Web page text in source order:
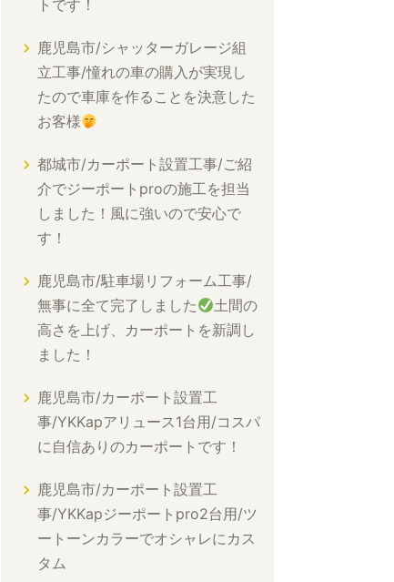
トです！
鹿児島市/シャッターガレージ組
立工事/憧れの車の購入が実現し
たので車庫を作ることを決意した
お客様
都城市/カーポート設置工事/ご紹
介でジーポートproの施工を担当
しました！風に強いので安心で
す！
鹿児島市/駐車場リフォーム工事/
無事に全て完了しました
土間の
高さを上げ、カーポートを新調し
ました！
鹿児島市/カーポート設置工
事/YKKapアリュース1台用/コスパ
に自信ありのカーポートです！
鹿児島市/カーポート設置工
事/YKKapジーポートpro2台用/ツ
ートーンカラーでオシャレにカス
タム